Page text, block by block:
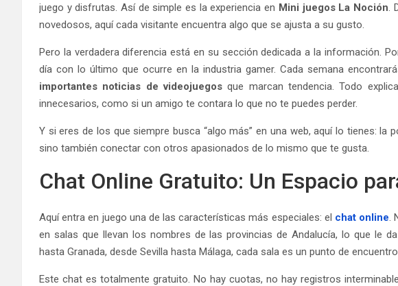
juego y disfrutas. Así de simple es la experiencia en Mini juegos La Noción.
novedosos, aquí cada visitante encuentra algo que se ajusta a su gusto.
Pero la verdadera diferencia está en su sección dedicada a la información.
día con lo último que ocurre en la industria gamer. Cada semana
importantes noticias de videojuegos que marcan tendencia. Todo
innecesarios, como si un amigo te contara lo que no te puedes perder.
Y si eres de los que siempre busca “algo más” en una web, aquí lo tienes: la
sino también conectar con otros apasionados de lo mismo que te gusta.
Chat Online Gratuito: Un Espacio
Aquí entra en juego una de las características más especiales: el chat online.
en salas que llevan los nombres de las provincias de Andalucía, lo que le
hasta Granada, desde Sevilla hasta Málaga, cada sala es un punto de
Este chat es totalmente gratuito. No hay cuotas, no hay registros